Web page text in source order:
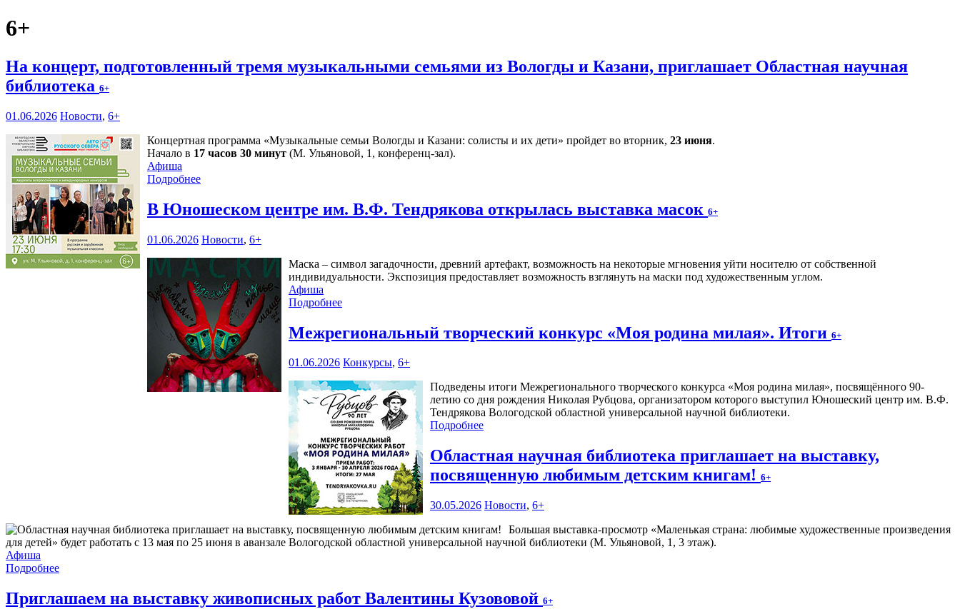
6+
На концерт, подготовленный тремя музыкальными семьями из Вологды и Казани, приглашает Областная научная
библиотека 6+
01.06.2026 Новости, 6+
Концертная программа «Музыкальные семьи Вологды и Казани: солисты и их дети» пройдет во вторник, 23 июня.
Начало в 17 часов 30 минут (М. Ульяновой, 1, конференц-зал).
Афиша
Подробнее
В Юношеском центре им. В.Ф. Тендрякова открылась выставка масок 6+
01.06.2026 Новости, 6+
Маска – символ загадочности, древний артефакт, возможность на некоторые мгновения уйти носителю от собственной
индивидуальности. Экспозиция предоставляет возможность взглянуть на маски под художественным углом.
Афиша
Подробнее
Межрегиональный творческий конкурс «Моя родина милая». Итоги 6+
01.06.2026 Конкурсы, 6+
Подведены итоги Межрегионального творческого конкурса «Моя родина милая», посвящённого 90-
летию со дня рождения Николая Рубцова, организатором которого выступил Юношеский центр им. В.Ф.
Тендрякова Вологодской областной универсальной научной библиотеки.
Подробнее
Областная научная библиотека приглашает на выставку,
посвященную любимым детским книгам! 6+
30.05.2026 Новости, 6+
Большая выставка-просмотр «Маленькая страна: любимые художественные произведения
для детей» будет работать с 13 мая по 25 июня в аванзале Вологодской областной универсальной научной библиотеки (М. Ульяновой, 1, 3 этаж).
Афиша
Подробнее
Приглашаем на выставку живописных работ Валентины Кузововой 6+